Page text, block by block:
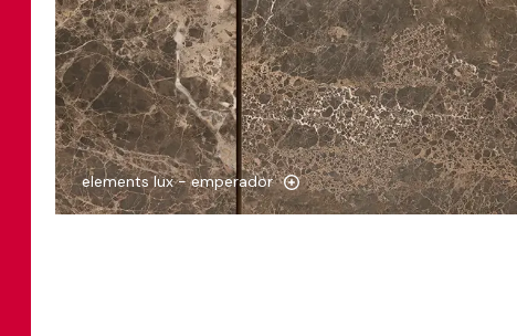
elements lux - emperador